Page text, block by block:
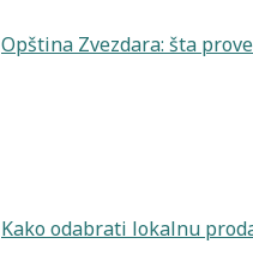
Opština Zvezdara: šta
Kako odabrati lokalnu